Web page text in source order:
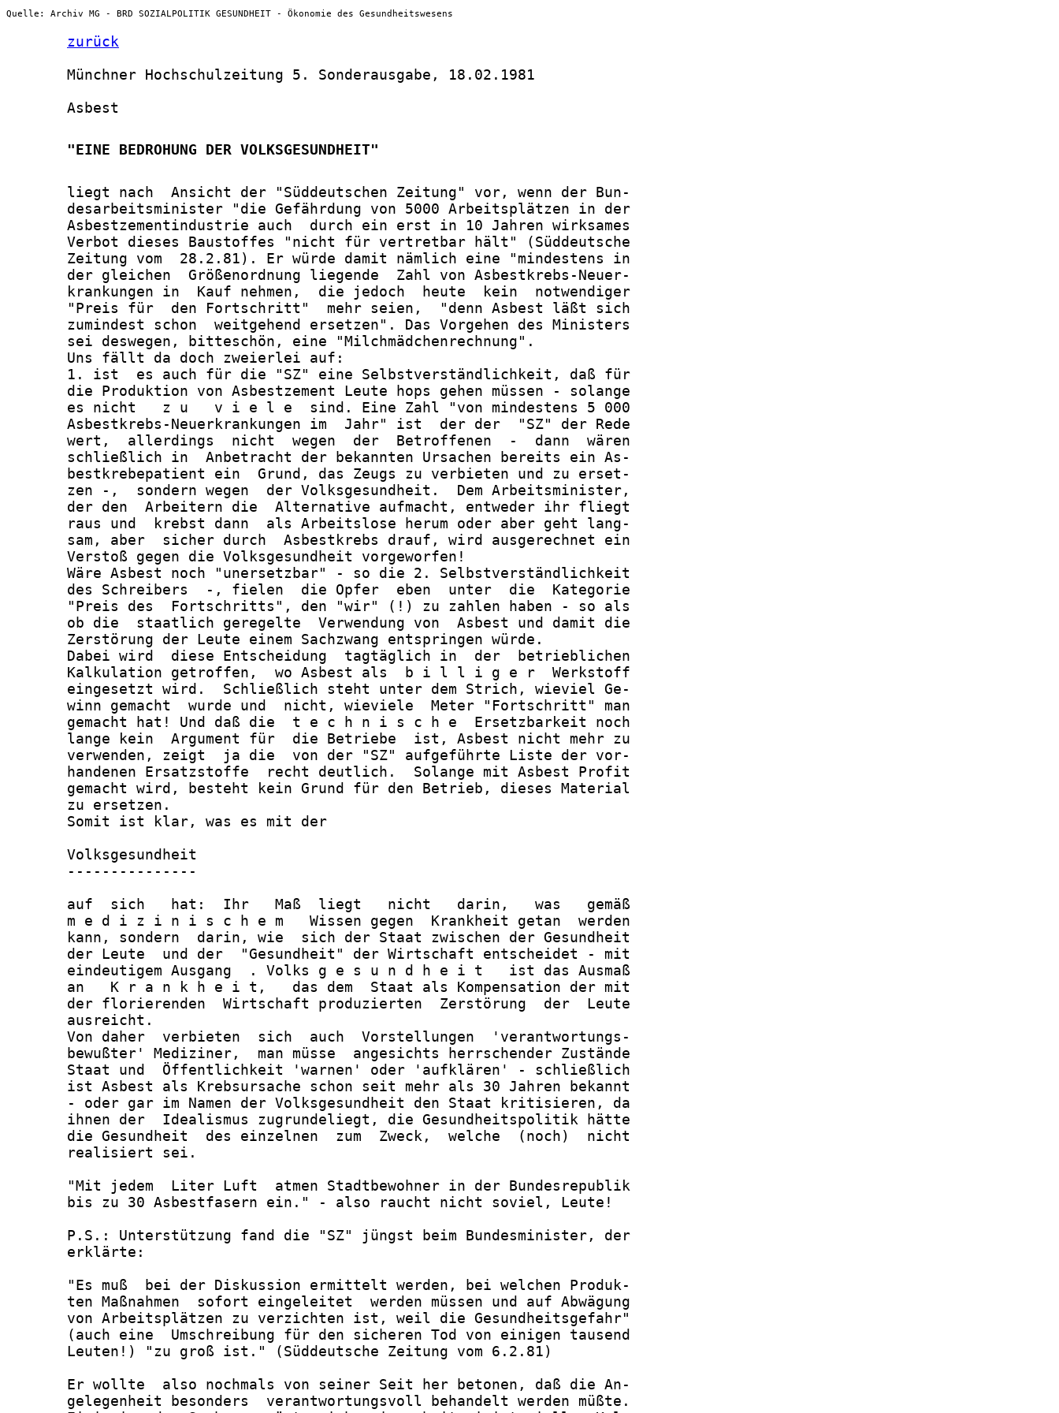
Quelle: Archiv MG - BRD SOZIALPOLITIK GESUNDHEIT - Ökonomie des Gesundheitswesens
zurück
       Münchner Hochschulzeitung 5. Sonderausgabe, 18.02.1981
       Asbest
       "EINE BEDROHUNG DER VOLKSGESUNDHEIT"
       liegt nach  Ansicht der "Süddeutschen Zeitung" vor, wenn der Bun-
       desarbeitsminister "die Gefährdung von 5000 Arbeitsplätzen in der
       Asbestzementindustrie auch  durch ein erst in 10 Jahren wirksames
       Verbot dieses Baustoffes "nicht für vertretbar hält" (Süddeutsche
       Zeitung vom  28.2.81). Er würde damit nämlich eine "mindestens in
       der gleichen  Größenordnung liegende  Zahl von Asbestkrebs-Neuer-
       krankungen in  Kauf nehmen,  die jedoch  heute  kein  notwendiger
       "Preis für  den Fortschritt"  mehr seien,  "denn Asbest läßt sich
       zumindest schon  weitgehend ersetzen". Das Vorgehen des Ministers
       sei deswegen, bitteschön, eine "Milchmädchenrechnung".
       Uns fällt da doch zweierlei auf:
       1. ist  es auch für die "SZ" eine Selbstverständlichkeit, daß für
       die Produktion von Asbestzement Leute hops gehen müssen - solange
       es nicht   z u   v i e l e  sind. Eine Zahl "von mindestens 5 000
       Asbestkrebs-Neuerkrankungen im  Jahr" ist  der der  "SZ" der Rede
       wert,  allerdings  nicht  wegen  der  Betroffenen  -  dann  wären
       schließlich in  Anbetracht der bekannten Ursachen bereits ein As-
       bestkrebepatient ein  Grund, das Zeugs zu verbieten und zu erset-
       zen -,  sondern wegen  der Volksgesundheit.  Dem Arbeitsminister,
       der den  Arbeitern die  Alternative aufmacht, entweder ihr fliegt
       raus und  krebst dann  als Arbeitslose herum oder aber geht lang-
       sam, aber  sicher durch  Asbestkrebs drauf, wird ausgerechnet ein
       Verstoß gegen die Volksgesundheit vorgeworfen!
       Wäre Asbest noch "unersetzbar" - so die 2. Selbstverständlichkeit
       des Schreibers  -, fielen  die Opfer  eben  unter  die  Kategorie
       "Preis des  Fortschritts", den "wir" (!) zu zahlen haben - so als
       ob die  staatlich geregelte  Verwendung von  Asbest und damit die
       Zerstörung der Leute einem Sachzwang entspringen würde.
       Dabei wird  diese Entscheidung  tagtäglich in  der  betrieblichen
       Kalkulation getroffen,  wo Asbest als  b i l l i g e r  Werkstoff
       eingesetzt wird.  Schließlich steht unter dem Strich, wieviel Ge-
       winn gemacht  wurde und  nicht, wieviele  Meter "Fortschritt" man
       gemacht hat! Und daß die  t e c h n i s c h e  Ersetzbarkeit noch
       lange kein  Argument für  die Betriebe  ist, Asbest nicht mehr zu
       verwenden, zeigt  ja die  von der "SZ" aufgeführte Liste der vor-
       handenen Ersatzstoffe  recht deutlich.  Solange mit Asbest Profit
       gemacht wird, besteht kein Grund für den Betrieb, dieses Material
       zu ersetzen.
       Somit ist klar, was es mit der
       Volksgesundheit
       ---------------
       auf  sich   hat:  Ihr   Maß  liegt   nicht   darin,   was   gemäß
       m e d i z i n i s c h e m   Wissen gegen  Krankheit getan  werden
       kann, sondern  darin, wie  sich der Staat zwischen der Gesundheit
       der Leute  und der  "Gesundheit" der Wirtschaft entscheidet - mit
       eindeutigem Ausgang  . Volks g e s u n d h e i t   ist das Ausmaß
       an   K r a n k h e i t,   das dem  Staat als Kompensation der mit
       der florierenden  Wirtschaft produzierten  Zerstörung  der  Leute
       ausreicht.
       Von daher  verbieten  sich  auch  Vorstellungen  'verantwortungs-
       bewußter' Mediziner,  man müsse  angesichts herrschender Zustände
       Staat und  Öffentlichkeit 'warnen' oder 'aufklären' - schließlich
       ist Asbest als Krebsursache schon seit mehr als 30 Jahren bekannt
       - oder gar im Namen der Volksgesundheit den Staat kritisieren, da
       ihnen der  Idealismus zugrundeliegt, die Gesundheitspolitik hätte
       die Gesundheit  des einzelnen  zum  Zweck,  welche  (noch)  nicht
       realisiert sei.
       "Mit jedem  Liter Luft  atmen Stadtbewohner in der Bundesrepublik
       bis zu 30 Asbestfasern ein." - also raucht nicht soviel, Leute!
       P.S.: Unterstützung fand die "SZ" jüngst beim Bundesminister, der
       erklärte:
       "Es muß  bei der Diskussion ermittelt werden, bei welchen Produk-
       ten Maßnahmen  sofort eingeleitet  werden müssen und auf Abwägung
       von Arbeitsplätzen zu verzichten ist, weil die Gesundheitsgefahr"
       (auch eine  Umschreibung für den sicheren Tod von einigen tausend
       Leuten!) "zu groß ist." (Süddeutsche Zeitung vom 6.2.81)
       Er wollte  also nochmals von seiner Seit her betonen, daß die An-
       gelegenheit besonders  verantwortungsvoll behandelt werden müßte.